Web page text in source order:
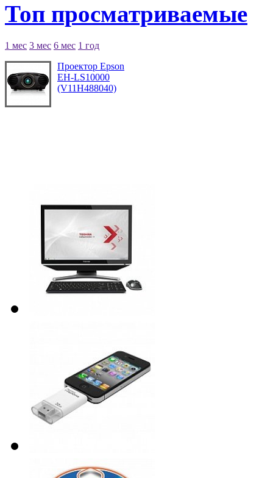
Топ просматриваемые
1 мес 3 мес 6 мес 1 год
Проектор Epson
EH-LS10000
(V11H488040)